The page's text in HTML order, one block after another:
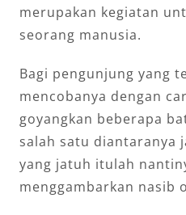
merupakan kegiatan
seorang manusia.
Bagi pengunjung yang
mencobanya dengan
goyangkan beberapa
salah satu diantaranya
yang jatuh itulah
menggambarkan nasib